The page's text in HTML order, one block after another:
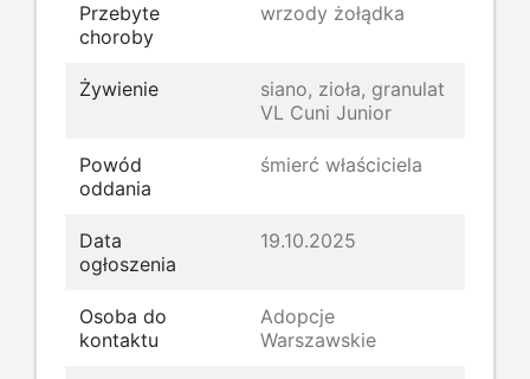
Przebyte
choroby
wrzody żołądka
Żywienie
siano, zioła, granulat
VL Cuni Junior
Powód
oddania
śmierć właściciela
Data
ogłoszenia
19.10.2025
Osoba do
kontaktu
Adopcje
Warszawskie